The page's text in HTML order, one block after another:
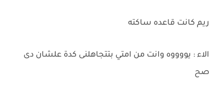
ريم كانت قاعده ساكته
الاء : يووووه وانت من امتي بتتجاهلنى كدة علشان دى
صح